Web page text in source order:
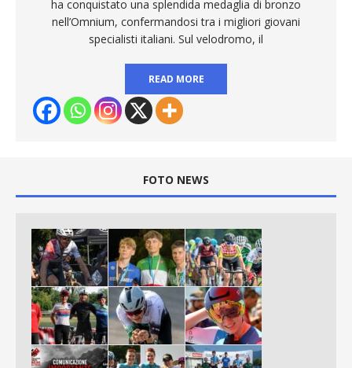
ha conquistato una splendida medaglia di bronzo
nell’Omnium, confermandosi tra i migliori giovani
specialisti italiani. Sul velodromo, il
READ MORE
FOTO NEWS